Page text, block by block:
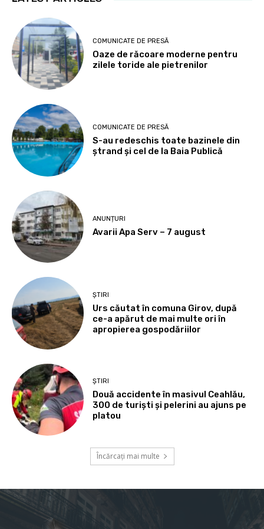
COMUNICATE DE PRESĂ
Oaze de răcoare moderne pentru
zilele toride ale pietrenilor
COMUNICATE DE PRESĂ
S-au redeschis toate bazinele din
ștrand și cel de la Baia Publică
ANUNȚURI
Avarii Apa Serv – 7 august
ȘTIRI
Urs căutat în comuna Girov, după
ce-a apărut de mai multe ori în
apropierea gospodăriilor
ȘTIRI
Două accidente în masivul Ceahlău,
300 de turiști și pelerini au ajuns pe
platou
Încărcați mai multe